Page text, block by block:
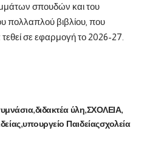
σπουδών και του
πολλαπλού βιβλίου, που
σε εφαρμογή το 2026-27.
διδακτέα ύλη ΣΧΟΛΕΙΑ
υπουργείο Παιδείαςσχολεία